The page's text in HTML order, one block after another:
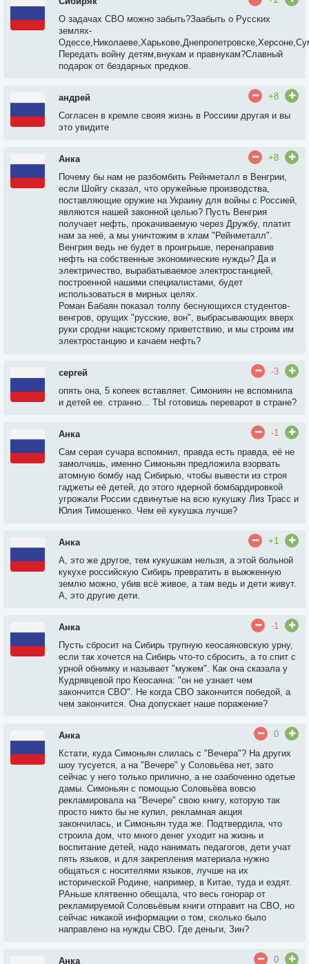
О задачах СВО можно забыть?Заабыть о Русских
землях-
Передать войну детям,внукам и правнукам?Славный
подарок от бездарных предков.
андрей
+8
Согласен в кремле свояя жизнь в Россиии другая и вы
это увидите
Анка
+8
Почему бы нам не разбомбить Рейнметалл в Венгрии,
если Шойгу сказал, что оружейные производства,
поставляющие оружие на Украину для войны с Россией,
являются нашей законной целью? Пусть Венгрия
получает нефть, прокачиваемую через Дружбу, платит
нам за неё, а мы уничтожим в хлам "Рейнметалл".
Венгрия ведь не будет в проигрыше, перенаправив
нефть на собственные экономические нужды? Да и
электричество, вырабатываемое электростанцией,
построенной нашими специалистами, будет
использоваться в мирных целях.
Роман Бабаян показал толпу беснующихся студентов-
венгров, орущих "русские, вон", выбрасывающих вверх
руки сродни нацистскому приветствию, и мы строим им
электростанцию и качаем нефть?
сергей
-3
опять она, 5 копеек вставляет. Симониян не вспомнила
и детей ее. странно... ТЫ готовишь переварот в стране?
Анка
-1
Сам серая сучара вспомнил, правда есть правда, её не
замолчишь, именно Симоньян предложила взорвать
атомную бомбу над Сибирью, чтобы вывести из строя
гаджеты её детей, до этого ядерной бомбардировкой
угрожали России сдвинутые на всю кукушку Лиз Трасс и
Юлия Тимошенко. Чем её кукушка лучше?
Анка
+1
А, это же другое, тем кукушкам нельзя, а этой больной
кукухе российскую Сибирь превратить в выжженную
землю можно, убив всё живое, а там ведь и дети живут.
А, это другие дети.
Анка
-1
Пусть сбросит на Сибирь трупную кеосаяновскую урну,
если так хочется на Сибирь что-то сбросить, а то спит с
урной обнимку и называет "мужем". Как она сказала у
Кудрявцевой про Кеосаяна: "он не узнает чем
закончится СВО". Не когда СВО закончится победой, а
чем закончится. Она допускает наше поражение?
Анка
0
Кстати, куда Симоньян слилась с "Вечера"? На других
шоу тусуется, а на "Вечере" у Соловьёва нет, зато
сейчас у него только прилично, а не озабоченно одетые
дамы. Симоньян с помощью Соловьёва вовсю
рекламировала на "Вечере" свою книгу, которую так
просто никто бы не купил, рекламная акция
закончилась, и Симоньян туда же. Подтвердила, что
строила дом, что много денег уходит на жизнь и
воспитание детей, надо нанимать педагогов, дети учат
пять языков, и для закрепления материала нужно
общаться с носителями языков, лучше на их
исторической Родине, например, в Китае, туда и ездят.
РАньше клятвенно обещала, что весь гонорар от
рекламируемой Соловьёвым книги отправит на СВО, но
сейчас никакой информации о том, сколько было
направлено на нужды СВО. Где деньги, Зин?
Анка
0